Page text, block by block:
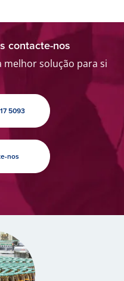
contacte-nos
solução para si
5093
nos